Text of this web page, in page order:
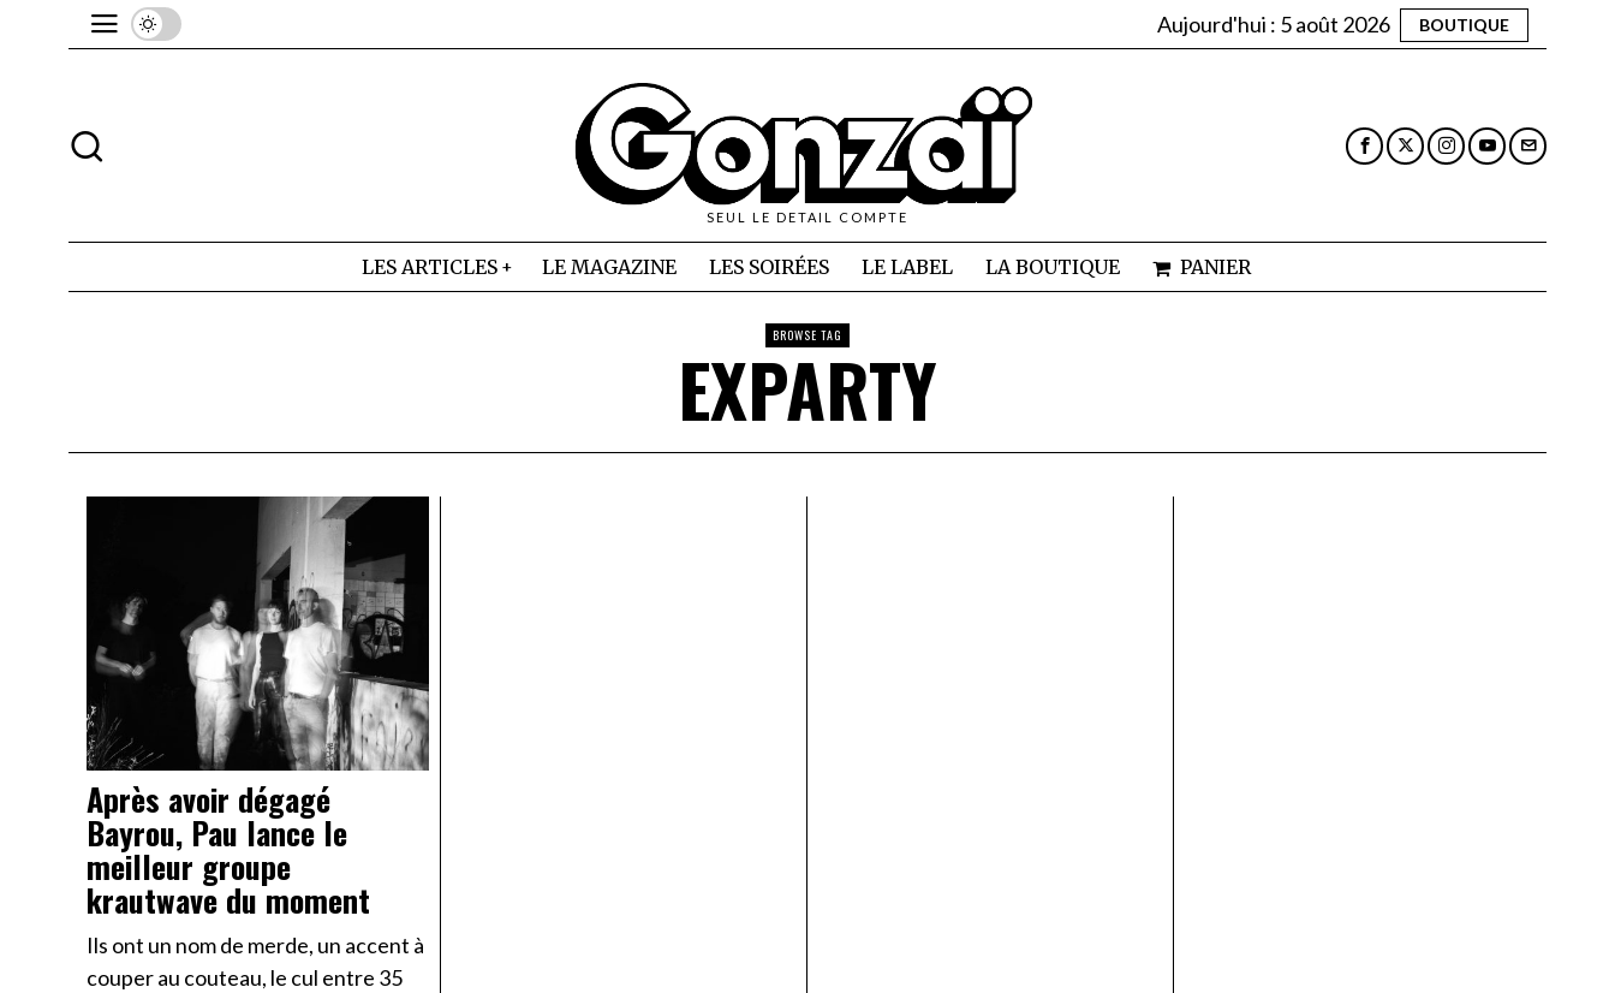
Aujourd'hui : 5 août 2026 BOUTIQUE
SEUL LE DETAIL COMPTE
LES ARTICLES LE MAGAZINE LES SOIRÉES LE LABEL LA BOUTIQUE PANIER
BROWSE TAG
EXPARTY
Après avoir dégagé
Bayrou, Pau lance le
meilleur groupe
krautwave du moment
Ils ont un nom de merde, un accent à
couper au couteau, le cul entre 35